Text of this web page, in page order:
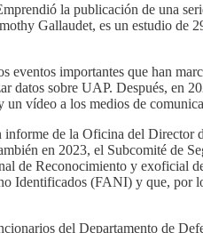
la publicación de una
Gallaudet, es un estudio de
eventos importantes que han
datos sobre UAP. Después, en
un vídeo a los medios de
de la Oficina del
en 2023, el Subcomité de
de Reconocimiento y exoficial
Identificados (FANI) y que, por
del Departamento de